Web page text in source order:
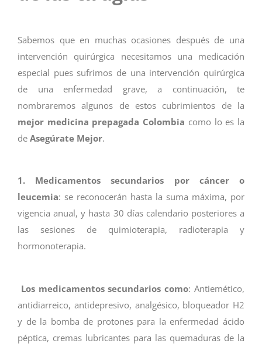
Sabemos que en muchas ocasiones después de una
intervención quirúrgica necesitamos una medicación
especial pues sufrimos de una intervención quirúrgica
de una enfermedad grave, a continuación, te
nombraremos algunos de estos cubrimientos de la
mejor medicina prepagada Colombia como lo es la
de Asegúrate Mejor.
1. Medicamentos secundarios por cáncer o
leucemia: se reconocerán hasta la suma máxima, por
vigencia anual, y hasta 30 días calendario posteriores a
las sesiones de quimioterapia, radioterapia y
hormonoterapia.
Los medicamentos secundarios como: Antiemético,
antidiarreico, antidepresivo, analgésico, bloqueador H2
y de la bomba de protones para la enfermedad ácido
péptica, cremas lubricantes para las quemaduras de la